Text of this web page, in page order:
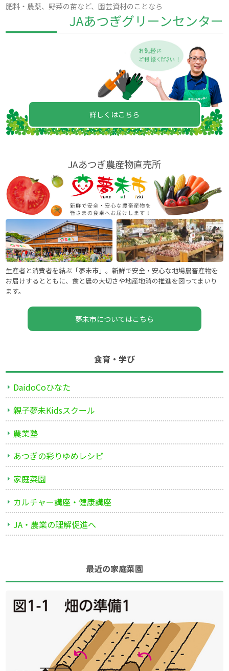
肥料・農薬、野菜の苗など、園芸資材のことなら
JAあつぎグリーンセンター
詳しくはこちら
JAあつぎ農産物直売所
生産者と消費者を結ぶ「夢未市」。新鮮で安全・安心な地場農畜産物を
お届けするとともに、食と農の大切さや地産地消の推進を図ってまいり
ます。
夢未市についてはこちら
食育・学び
DaidoCoひなた
親子夢未Kidsスクール
農業塾
あつぎの彩りゆめレシピ
家庭菜園
カルチャー講座・健康講座
JA・農業の理解促進へ
最近の家庭菜園